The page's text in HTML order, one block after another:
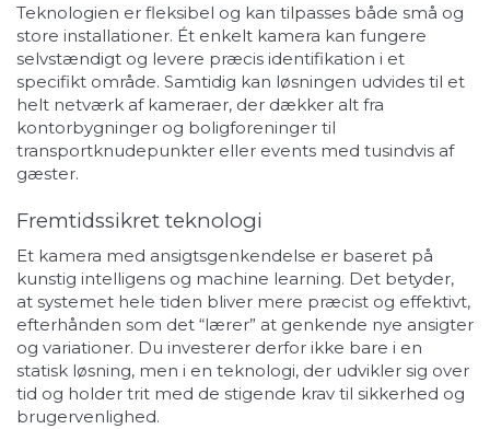
Teknologien er fleksibel og kan tilpasses både små og
store installationer. Ét enkelt kamera kan fungere
selvstændigt og levere præcis identifikation i et
specifikt område. Samtidig kan løsningen udvides til et
helt netværk af kameraer, der dækker alt fra
kontorbygninger og boligforeninger til
transportknudepunkter eller events med tusindvis af
gæster.
Fremtidssikret teknologi
Et kamera med ansigtsgenkendelse er baseret på
kunstig intelligens og machine learning. Det betyder,
at systemet hele tiden bliver mere præcist og effektivt,
efterhånden som det “lærer” at genkende nye ansigter
og variationer. Du investerer derfor ikke bare i en
statisk løsning, men i en teknologi, der udvikler sig over
tid og holder trit med de stigende krav til sikkerhed og
brugervenlighed.